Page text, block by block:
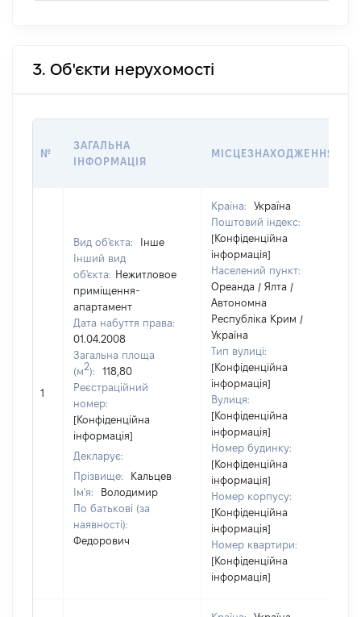
3. Об'єкти нерухомості
№
ЗАГАЛЬНА
ІНФОРМАЦІЯ
МІСЦЕЗНАХОДЖЕННЯ
1
Вид об'єкта:
Інше
Інший вид
об'єкта: Нежитловое
приміщення-
апартамент
Дата набуття права:
01.04.2008
Загальна площа
(м2):
118,80
Реєстраційний
номер:
[Конфіденційна
інформація]
Декларує:
Прізвище:
Кальцев
Ім'я:
Володимир
По батькові (за
наявності):
Федорович
Країна:
Україна
Поштовий індекс:
[Конфіденційна
інформація]
Населений пункт:
Ореанда / Ялта /
Автономна
Республіка Крим /
Україна
Тип вулиці:
[Конфіденційна
інформація]
Вулиця:
[Конфіденційна
інформація]
Номер будинку:
[Конфіденційна
інформація]
Номер корпусу:
[Конфіденційна
інформація]
Номер квартири:
[Конфіденційна
інформація]